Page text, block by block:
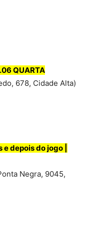
QUARTA
678, Cidade Alta)
depois do jogo |
Negra, 9045,